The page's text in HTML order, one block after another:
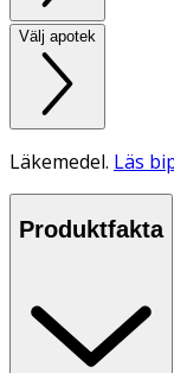
Välj apotek
Läkemedel. Läs
Produktfakta